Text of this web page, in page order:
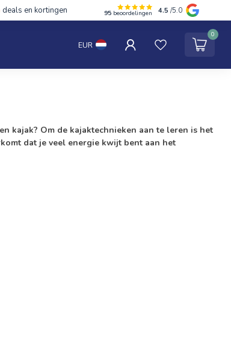
deals en kortingen 95 beoordelingen 4.5 /5.0
EUR
0
Tentipi Blog Spaar punten
Contact
kajak? Om de kajaktechnieken aan te leren is het
dat je veel energie kwijt bent aan het